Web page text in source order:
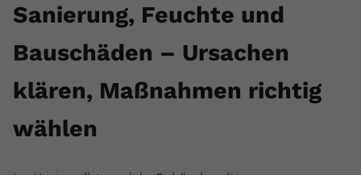
Sanierung, Feuchte und
Bauschäden – Ursachen
klären, Maßnahmen richtig
wählen